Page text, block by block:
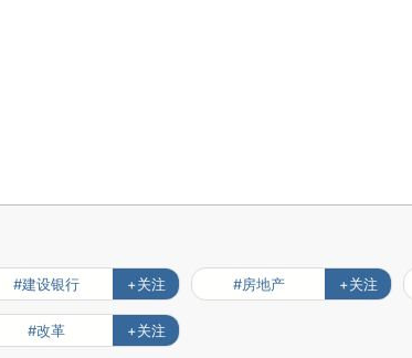
#建设银行 +关注 #房地产 +关注
#改革 +关注